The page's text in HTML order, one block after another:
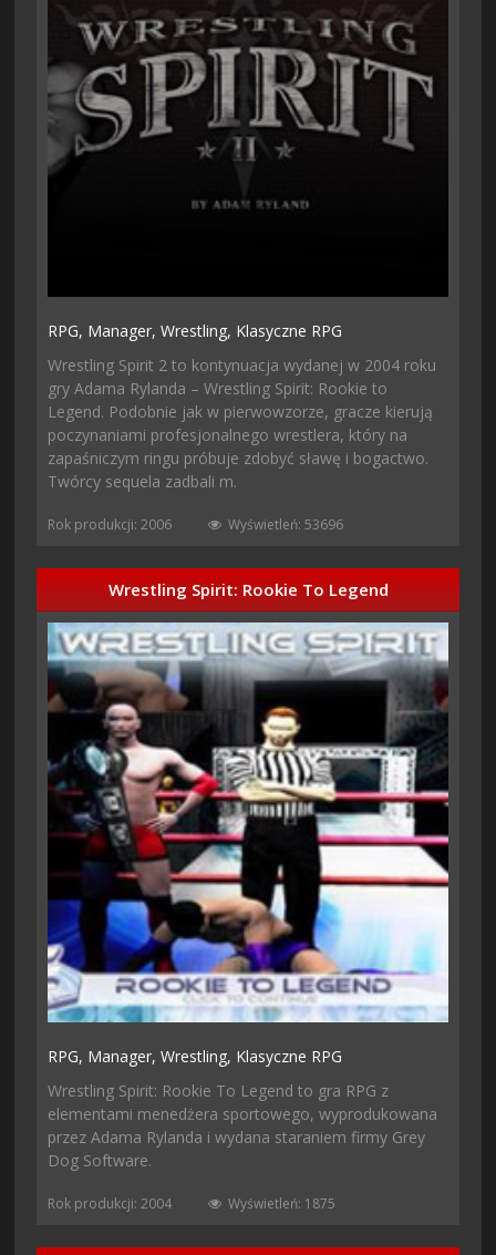
RPG, Manager,Wrestling, Klasyczne RPG
Wrestling Spirit 2 to kontynuacja wydanej w 2004 roku
gry Adama Rylanda – Wrestling Spirit: Rookie to
Legend. Podobnie jak w pierwowzorze, gracze kierują
poczynaniami profesjonalnego wrestlera, który na
zapaśniczym ringu próbuje zdobyć sławę i bogactwo.
Twórcy sequela zadbali m.
Rok produkcji: 2006 Wyświetleń: 53696
Wrestling Spirit: Rookie To Legend
RPG, Manager,Wrestling, Klasyczne RPG
Wrestling Spirit: Rookie To Legend to gra RPG z
elementami menedżera sportowego, wyprodukowana
przez Adama Rylanda i wydana staraniem firmy Grey
Dog Software.
Rok produkcji: 2004 Wyświetleń: 1875